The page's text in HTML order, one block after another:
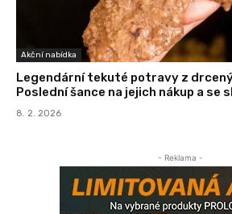
Akční nabídka
Legendární tekuté potravy z
Poslední šance na jejich nákup a se
8. 2. 2026
- Reklama -